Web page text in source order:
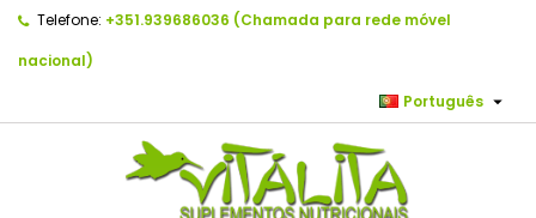
Telefone: +351.939686036 (Chamada para rede móvel
nacional)
Português 
Não mostrar este aviso de novo
As minhas listas de desejos
((modalTitle))
((cancelText)) ((modalDeleteText))
Criar lista de desejos
Nome da lista de desejos
Entrar
É necessário ter sessão iniciada para guardar
produtos na sua lista de desejos.
Cancelar